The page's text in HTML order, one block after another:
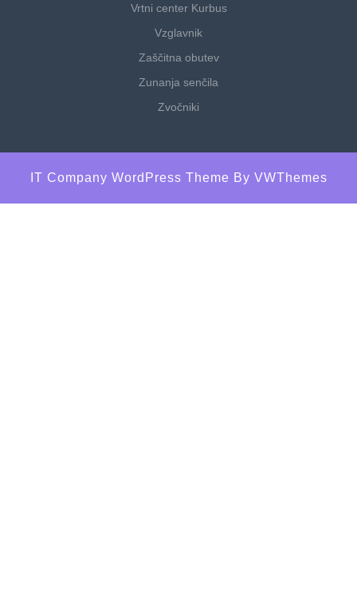
Vrtni center Kurbus
Vzglavnik
Zaščitna obutev
Zunanja senčila
Zvočniki
IT Company WordPress Theme By VWThemes